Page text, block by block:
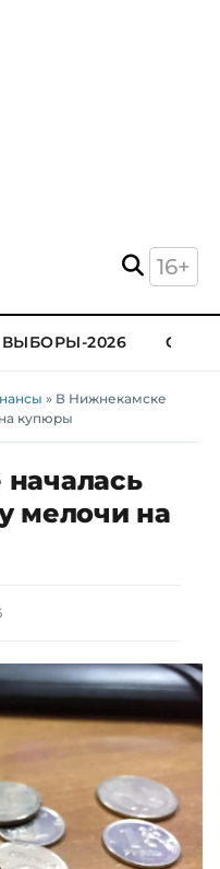
16+
ВЫБОРЫ-2026
» В Нижнекамске
купюры
мелочи на